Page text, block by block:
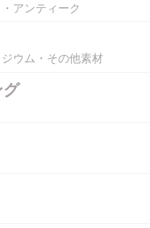
アンティーク
ウム・その他素材
グ